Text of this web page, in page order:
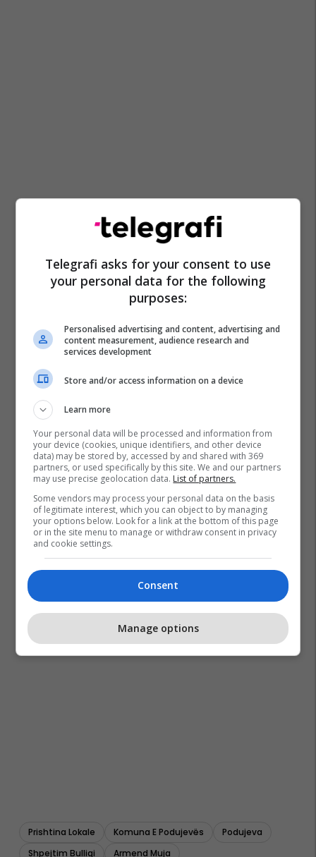
Prishtina Lokale Komuna E Podujevës
Podujeva
Shpejtim Bulliqi
Armend Muja
Telegrafi asks for your consent to use
your personal data for the following
purposes:
Personalised advertising and content, advertising and
content measurement, audience research and
services development
Store and/or access information on a device
Learn more
Your personal data will be processed and information from
your device (cookies, unique identifiers, and other device
data) may be stored by, accessed by and shared with 369
partners, or used specifically by this site. We and our partners
may use precise geolocation data. List of partners.
Some vendors may process your personal data on the basis
of legitimate interest, which you can object to by managing
your options below. Look for a link at the bottom of this page
or in the site menu to manage or withdraw consent in privacy
and cookie settings.
Consent
Manage options